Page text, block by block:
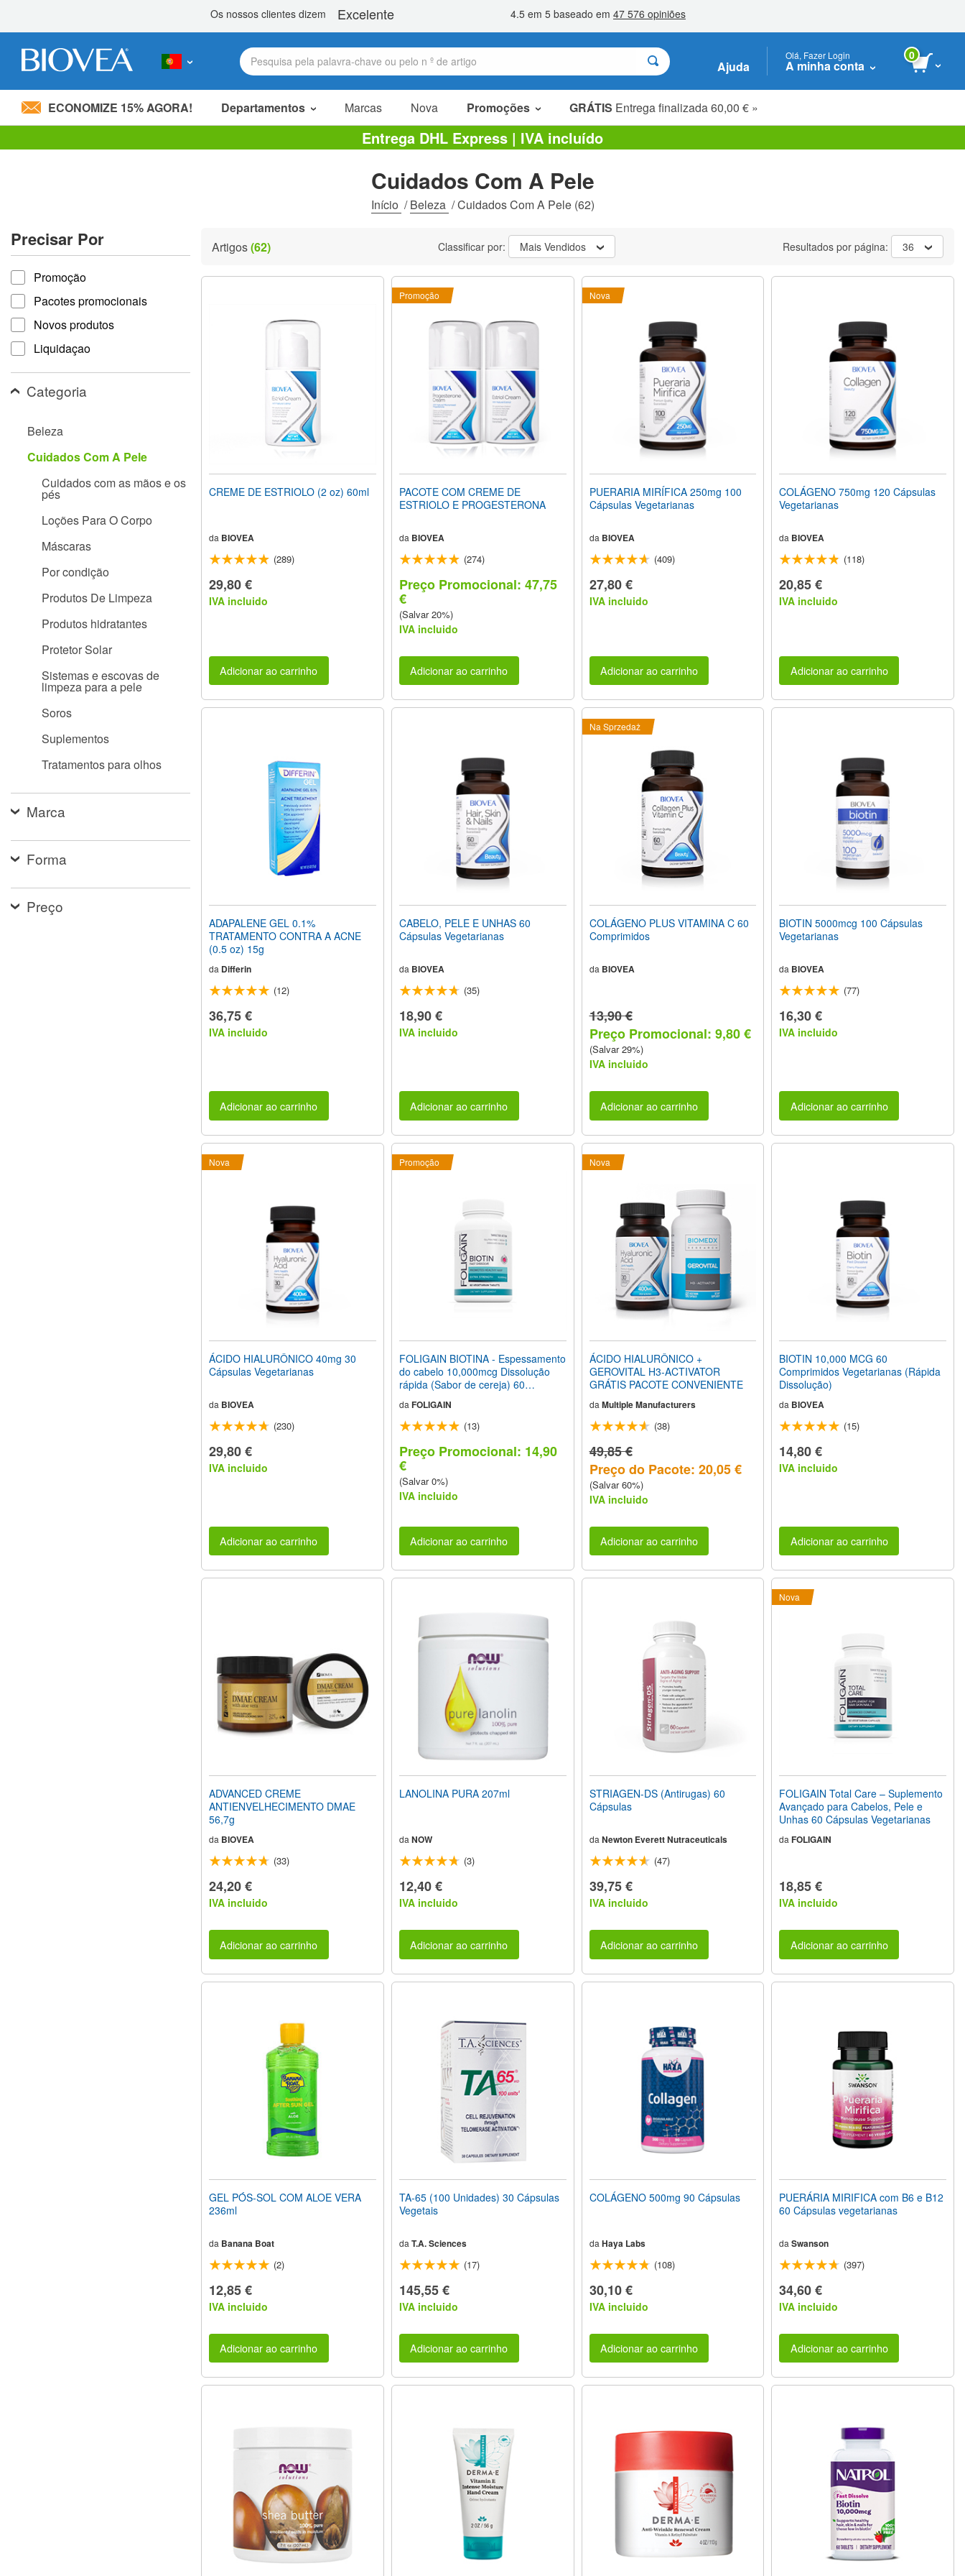
Observação:
acessibilidade.
Pressione
Control-
F11
para
ajustar
site
para
pessoas
com
deficiências
visuais
Pressione
acessibilidade.
Ajuda
Olá, Fazer Login
A minha conta
0
ECONOMIZE 15% AGORA! Departamentos Marcas Nova Promoções GRÁTIS Entrega finalizada 60,00 € »
Artigos em promoção
Pacotes promocionais
Liquidaçao
Entrega DHL Express | IVA incluído
Cuidados Com A Pele
Início /Beleza /Cuidados Com A Pele(62)
Precisar Por
Precisar por
Promoção
Pacotes promocionais
Novos produtos
Liquidaçao
Categoria
Beleza
Cuidados Com A Pele
Cuidados com as mãos e os
pés
Loções Para O Corpo
Máscaras
Por condição
Produtos De Limpeza
Produtos hidratantes
Protetor Solar
Sistemas e escovas de
limpeza para a pele
Soros
Suplementos
Tratamentos para olhos
Marca
Forma
Preço
Artigos(62) Classificar por: Mais Vendidos Resultados por página: 36
CREME DE ESTRIOLO (2 oz) 60ml
da BIOVEA
(289)
29,80 €
IVA incluido
Adicionar ao carrinho
Promoção
PACOTE COM CREME DE
ESTRIOLO E PROGESTERONA
da BIOVEA
(274)
Preço Promocional: 47,75
€
(Salvar 20%)
IVA incluido
Adicionar ao carrinho
Nova
PUERARIA MIRÍFICA 250mg 100
Cápsulas Vegetarianas
da BIOVEA
(409)
27,80 €
IVA incluido
Adicionar ao carrinho
COLÁGENO 750mg 120 Cápsulas
Vegetarianas
da BIOVEA
(118)
20,85 €
IVA incluido
Adicionar ao carrinho
ADAPALENE GEL 0.1%
TRATAMENTO CONTRA A ACNE
(0.5 oz) 15g
da Differin
(12)
36,75 €
IVA incluido
Adicionar ao carrinho
CABELO, PELE E UNHAS 60
Cápsulas Vegetarianas
da BIOVEA
(35)
18,90 €
IVA incluido
Adicionar ao carrinho
Na Sprzedaż
COLÁGENO PLUS VITAMINA C 60
Comprimidos
da BIOVEA
13,90 €
Preço Promocional: 9,80 €
(Salvar 29%)
IVA incluido
Adicionar ao carrinho
BIOTIN 5000mcg 100 Cápsulas
Vegetarianas
da BIOVEA
(77)
16,30 €
IVA incluido
Adicionar ao carrinho
Nova
ÁCIDO HIALURÔNICO 40mg 30
Cápsulas Vegetarianas
da BIOVEA
(230)
29,80 €
IVA incluido
Adicionar ao carrinho
Promoção
FOLIGAIN BIOTINA - Espessamento
do cabelo 10,000mcg Dissolução
rápida (Sabor de cereja) 60
da FOLIGAIN
(13)
Preço Promocional: 14,90
€
(Salvar 0%)
IVA incluido
Adicionar ao carrinho
Nova
ÁCIDO HIALURÔNICO +
GEROVITAL H3-ACTIVATOR
GRÁTIS PACOTE CONVENIENTE
da Multiple Manufacturers
(38)
49,85 €
Preço do Pacote: 20,05 €
(Salvar 60%)
IVA incluido
Adicionar ao carrinho
BIOTIN 10,000 MCG 60
Comprimidos Vegetarianas (Rápida
Dissolução)
da BIOVEA
(15)
14,80 €
IVA incluido
Adicionar ao carrinho
ADVANCED CREME
ANTIENVELHECIMENTO DMAE
56,7g
da BIOVEA
(33)
24,20 €
IVA incluido
Adicionar ao carrinho
LANOLINA PURA 207ml
daNOW
(3)
12,40 €
IVA incluido
Adicionar ao carrinho
STRIAGEN-DS (Antirugas) 60
Cápsulas
da Newton Everett Nutraceuticals
(47)
39,75 €
IVA incluido
Adicionar ao carrinho
Nova
FOLIGAIN Total Care – Suplemento
Avançado para Cabelos, Pele e
Unhas 60 Cápsulas Vegetarianas
daFOLIGAIN
18,85 €
IVA incluido
Adicionar ao carrinho
GEL PÓS-SOL COM ALOE VERA
236ml
da Banana Boat
(2)
12,85 €
IVA incluido
Adicionar ao carrinho
TA-65 (100 Unidades) 30 Cápsulas
Vegetais
da T.A. Sciences
(17)
145,55 €
IVA incluido
Adicionar ao carrinho
COLÁGENO 500mg 90 Cápsulas
da Haya Labs
(108)
30,10 €
IVA incluido
Adicionar ao carrinho
PUERÁRIA MIRIFICA com B6 e B12
60 Cápsulas vegetarianas
da Swanson
(397)
34,60 €
IVA incluido
Adicionar ao carrinho